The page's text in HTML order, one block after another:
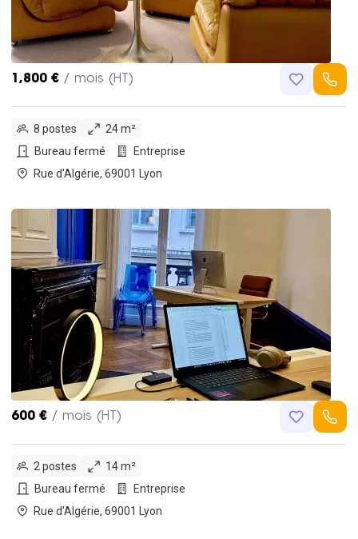
1,800 € / mois (HT)
8 postes
24 m²
Bureau fermé
Entreprise
Rue d'Algérie, 69001 Lyon
600 € / mois (HT)
2 postes
14 m²
Bureau fermé
Entreprise
Rue d'Algérie, 69001 Lyon